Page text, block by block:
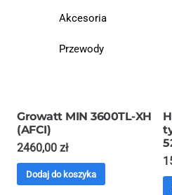
Akcesoria
Przewody
Growatt MIN 3600TL-XH
(AFCI)
2460,00 zł
Dodaj do koszyka